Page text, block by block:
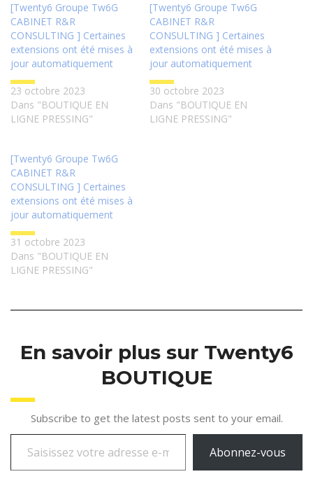
[Twenty6 Groupe Tw6G
CABINET R&R
CONSULTING ] Certaines
extensions ont été mises à
jour automatiquement
23 octobre 2023
Dans "BOUTIQUE EN
LIGNE PRESSING"
[Twenty6 Groupe Tw6G
CABINET R&R
CONSULTING ] Certaines
extensions ont été mises à
jour automatiquement
30 octobre 2023
Dans "BOUTIQUE EN
LIGNE PRESSING"
[Twenty6 Groupe Tw6G
CABINET R&R
CONSULTING ] Certaines
extensions ont été mises à
jour automatiquement
31 octobre 2023
Dans "BOUTIQUE EN
LIGNE PRESSING"
En savoir plus sur Twenty6
BOUTIQUE
Subscribe to get the latest posts sent to your email.
Abonnez-vous